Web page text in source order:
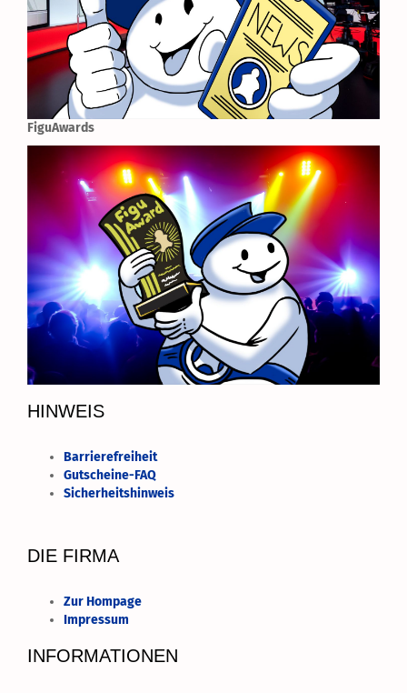
FiguAwards
HINWEIS
Barrierefreiheit
Gutscheine-FAQ
Sicherheitshinweis
DIE FIRMA
Zur Hompage
Impressum
INFORMATIONEN